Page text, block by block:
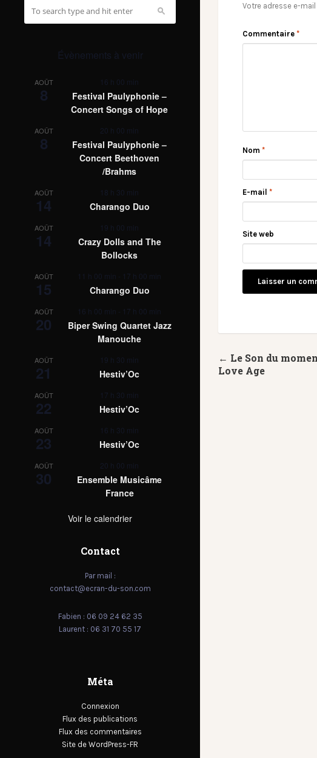
Évènements à venir
AOÛT
8
16 h 00 min
Festival Paulyphonie –
Concert Songs of Hope
AOÛT
8
20 h 00 min
Festival Paulyphonie –
Concert Beethoven
/Brahms
AOÛT
14
18 h 30 min
Charango Duo
AOÛT
14
19 h 00 min
Crazy Dolls and The
Bollocks
AOÛT
15
11 h 00 min - 17 h 00 min
Charango Duo
AOÛT
20
16 h 00 min - 17 h 00 min
Biper Swing Quartet Jazz
Manouche
AOÛT
21
19 h 30 min
Hestiv’Oc
AOÛT
22
17 h 30 min
Hestiv’Oc
AOÛT
23
16 h 30 min
Hestiv’Oc
AOÛT
30
20 h 00 min
Ensemble Musicâme
France
Voir le calendrier
Contact
Par mail :
contact@ecran-du-son.com
Fabien : 06 09 24 62 35
Laurent : 06 31 70 55 17
Méta
Connexion
Flux des publications
Flux des commentaires
Site de WordPress-FR
Votre adresse e-
Commentaire *
Nom *
E-mail *
Site web
← Le Son du
Love Age